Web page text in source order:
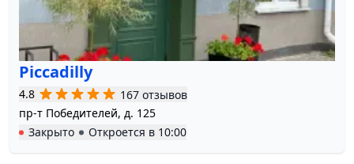
Piccadilly
4.8
167 отзывов
пр-т Победителей, д. 125
Закрыто
Откроется в 10:00